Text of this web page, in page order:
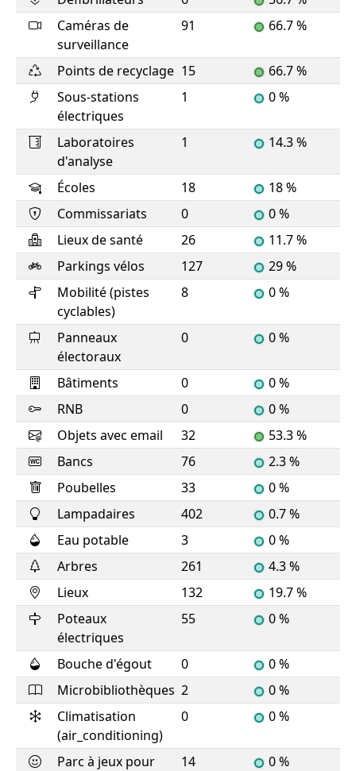
Caméras de
surveillance
91 66.7 %
Points de recyclage 15
66.7 %
Sous-stations
électriques
1 0 %
Laboratoires
d'analyse
1 14.3 %
Écoles 18
18 %
Commissariats
0
0 %
Lieux de santé
26
11.7 %
Parkings vélos
127
29 %
Mobilité (pistes
cyclables)
8 0 %
Panneaux
électoraux
0 0 %
Bâtiments 0
0 %
RNB
0
0 %
Objets avec email
32
53.3 %
Bancs
76
2.3 %
Poubelles
33
0 %
Lampadaires
402
0.7 %
Eau potable
3
0 %
Arbres
261
4.3 %
Lieux
132
19.7 %
Poteaux
électriques
55 0 %
Bouche d'égout 0
0 %
Microbibliothèques 2
0 %
Climatisation
(air_conditioning)
0 0 %
Parc à jeux pour
14 0 %